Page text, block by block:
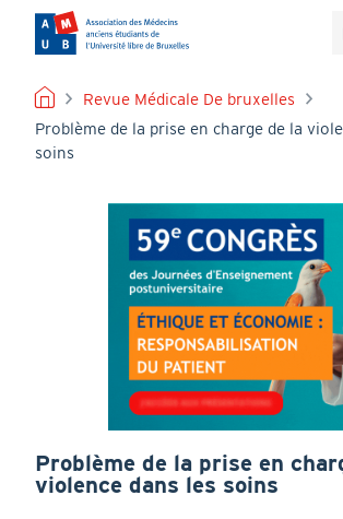
contenu
principal
FIL
D'ARIANE
Revue Médicale De bruxelles
Problème de la prise en charge de la
soins
Problème de la prise en
violence dans les soins